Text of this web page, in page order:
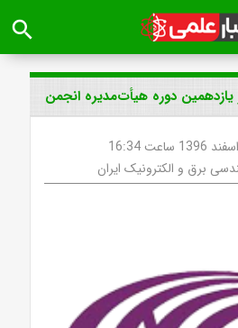
search
دوره هیأت‌مدیره انجمن
برق و الکترونیک ایران